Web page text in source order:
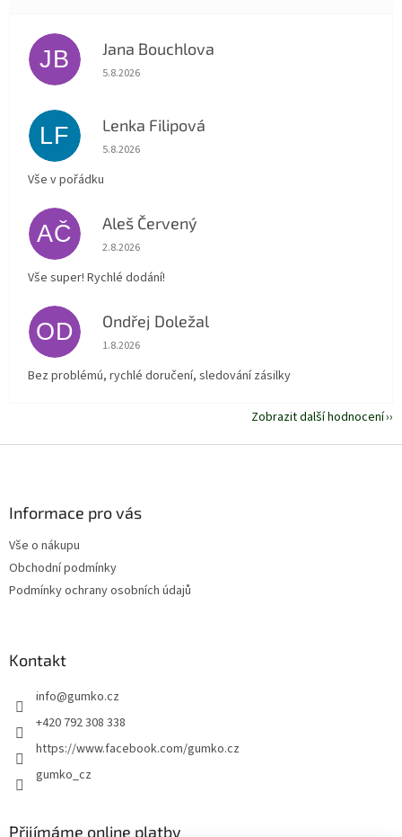
JB Jana Bouchlova
Hodnocení obchodu je 5 z 5 hvězdiček.
5.8.2026
LF Lenka Filipová
Hodnocení obchodu je 5 z 5 hvězdiček.
5.8.2026
Vše v pořádku
AČ Aleš Červený
Hodnocení obchodu je 5 z 5 hvězdiček.
2.8.2026
Vše super! Rychlé dodání!
OD Ondřej Doležal
Hodnocení obchodu je 5 z 5 hvězdiček.
1.8.2026
Bez problémú, rychlé doručení, sledování zásilky
Zobrazit další hodnocení
Informace pro vás
Vše o nákupu
Obchodní podmínky
Podmínky ochrany osobních údajů
Kontakt
info@gumko.cz
+420 792 308 338
https://www.facebook.com/gumko.cz
gumko_cz
Přijímáme online platby